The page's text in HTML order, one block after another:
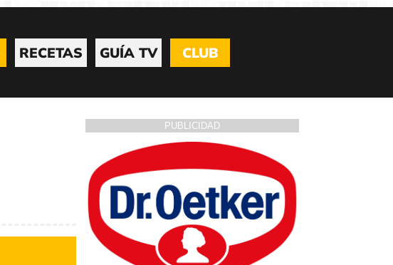
RECETAS GUÍA TV CLUB
PUBLICIDAD